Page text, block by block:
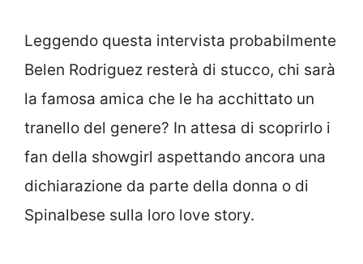
Leggendo questa intervista probabilmente
Belen Rodriguez resterà di stucco, chi sarà
la famosa amica che le ha acchittato un
tranello del genere? In attesa di scoprirlo i
fan della showgirl aspettando ancora una
dichiarazione da parte della donna o di
Spinalbese sulla loro love story.